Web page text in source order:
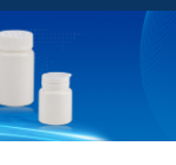
富达资质
业动态